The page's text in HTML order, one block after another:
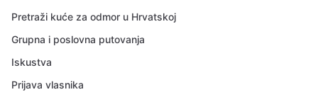
Pretraži kuće za odmor u Hrvatskoj
Grupna i poslovna putovanja
Iskustva
Prijava vlasnika